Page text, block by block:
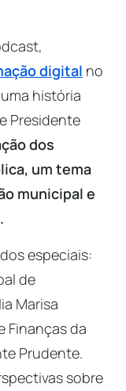
digital no
história
Presidente
dos
um tema
municipal e
especiais:
de
Marisa
Finanças da
Prudente.
sobre